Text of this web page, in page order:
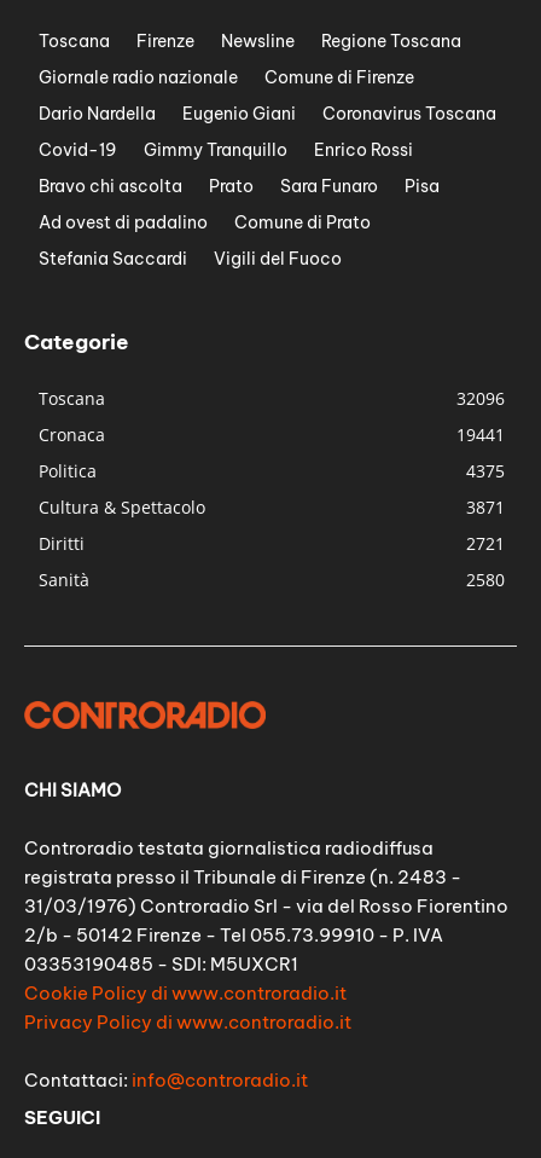
Toscana Firenze Newsline
Regione Toscana
Giornale radio nazionale
Comune di Firenze
Dario Nardella
Eugenio Giani
Coronavirus Toscana
Covid-19
Gimmy Tranquillo
Enrico Rossi
Bravo chi ascolta
Prato Sara Funaro
Pisa
Ad ovest di padalino
Comune di Prato
Stefania Saccardi
Vigili del Fuoco
Categorie
Toscana
32096
Cronaca
19441
Politica
4375
Cultura & Spettacolo
3871
Diritti
2721
Sanità
2580
CHI SIAMO
Controradio testata giornalistica radiodiffusa
registrata presso il Tribunale di Firenze (n. 2483 -
31/03/1976) Controradio Srl - via del Rosso Fiorentino
2/b - 50142 Firenze - Tel 055.73.99910 - P. IVA
03353190485 - SDI: M5UXCR1
Cookie Policy di www.controradio.it
Privacy Policy di www.controradio.it
Contattaci: info@controradio.it
SEGUICI